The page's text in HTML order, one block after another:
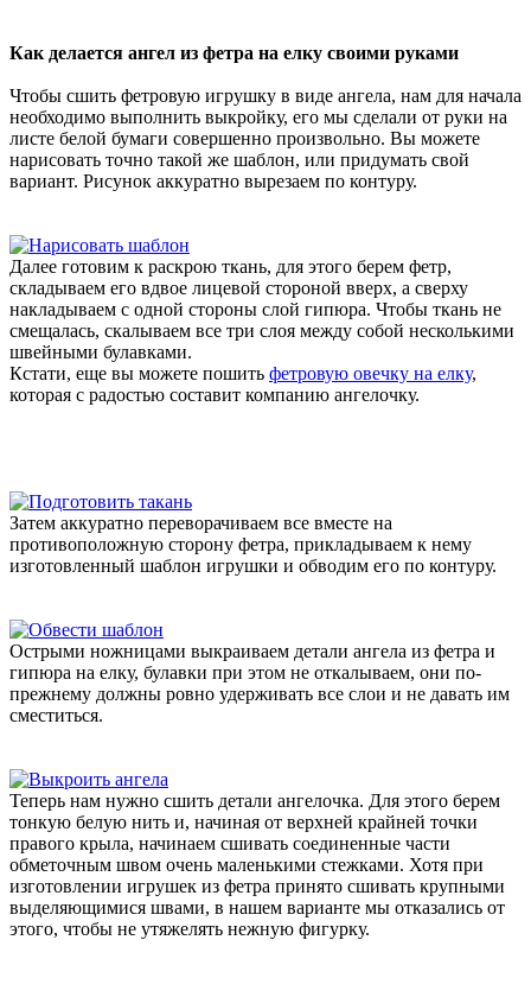
Как делается ангел из фетра на елку своими руками
Чтобы сшить фетровую игрушку в виде ангела, нам для начала
необходимо выполнить выкройку, его мы сделали от руки на
листе белой бумаги совершенно произвольно. Вы можете
нарисовать точно такой же шаблон, или придумать свой
вариант. Рисунок аккуратно вырезаем по контуру.
Далее готовим к раскрою ткань, для этого берем фетр,
складываем его вдвое лицевой стороной вверх, а сверху
накладываем с одной стороны слой гипюра. Чтобы ткань не
смещалась, скалываем все три слоя между собой несколькими
швейными булавками.
Кстати, еще вы можете пошить фетровую овечку на елку,
которая с радостью составит компанию ангелочку.
Затем аккуратно переворачиваем все вместе на
противоположную сторону фетра, прикладываем к нему
изготовленный шаблон игрушки и обводим его по контуру.
Острыми ножницами выкраиваем детали ангела из фетра и
гипюра на елку, булавки при этом не откалываем, они по-
прежнему должны ровно удерживать все слои и не давать им
сместиться.
Теперь нам нужно сшить детали ангелочка. Для этого берем
тонкую белую нить и, начиная от верхней крайней точки
правого крыла, начинаем сшивать соединенные части
обметочным швом очень маленькими стежками. Хотя при
изготовлении игрушек из фетра принято сшивать крупными
выделяющимися швами, в нашем варианте мы отказались от
этого, чтобы не утяжелять нежную фигурку.